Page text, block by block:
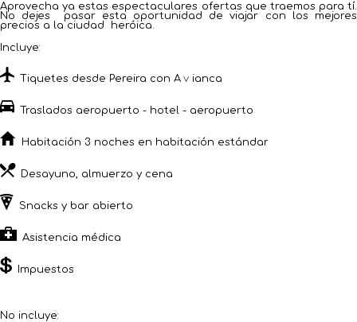
Aprovecha ya estas espectaculares ofertas que traemos para tí.
No dejes pasar esta oportunidad de viajar con los mejores
precios a la ciudad heróica.
Incluye:
Tiquetes desde Pereira con A v ianca
Traslados aeropuerto - hotel - aeropuerto
Habitación 3 noches en habitación estándar
Desayuno, almuerzo y cena
Snacks y bar abierto
Asistencia médica
Impuestos
No incluye: